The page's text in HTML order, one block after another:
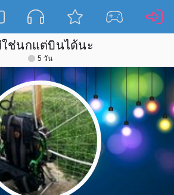
ใช่นกแต่บินได้นะ
5 วัน